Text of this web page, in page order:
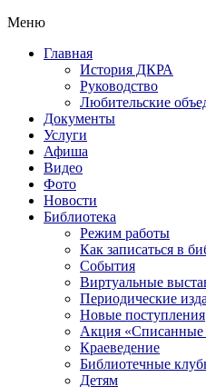
Меню
Главная
История ДКРА
Руководство
Любительские
Документы
Услуги
Афиша
Видео
Фото
Новости
Библиотека
Режим работы
Как записаться в
События
Виртуальные
Периодические
Новые поступления
Акция «Списанные
Краеведение
Библиотечные
Детям